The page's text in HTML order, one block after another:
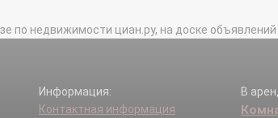
по недвижимости циан.ру, на доске
Информация:
Контактная информация
В